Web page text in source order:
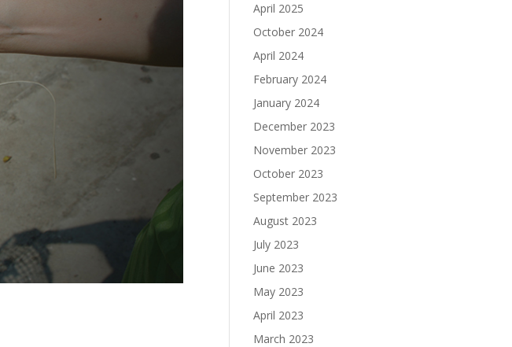
April 2025
October 2024
April 2024
February 2024
January 2024
December 2023
November 2023
October 2023
September 2023
August 2023
July 2023
June 2023
May 2023
April 2023
March 2023